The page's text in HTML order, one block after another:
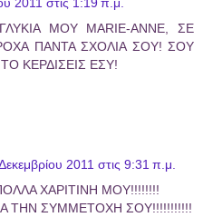
ΜΟΥ MARIE-ANNE, ΣΕ
ΠΑΝΤΑ ΣΧΟΛΙΑ ΣΟΥ! ΣΟΥ
ΚΕΡΔΙΣΕΙΣ ΕΣΥ!
2011 στις 9:31 π.μ.
ΧΑΡΙΤΙΝΗ ΜΟΥ!!!!!!!!
ΤΗΝ ΣΥΜΜΕΤΟΧΗ ΣΟΥ!!!!!!!!!!!